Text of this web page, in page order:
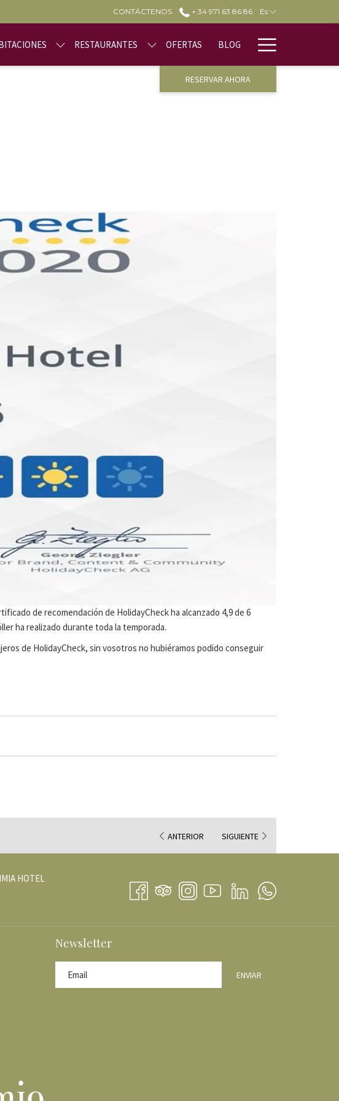
CONTÁCTENOS + 34 971 63 86 86 Es
RESTAURANTES OFERTAS BLOG
Menu
RESERVAR AHORA
de recomendación de HolidayCheck ha alcanzado 4,9 de 6
ha realizado durante toda la temporada.
de HolidayCheck, sin vosotros no hubiéramos podido conseguir
ANTERIOR SIGUIENTE
HOTEL
PESTAÑA
Newsletter
ENVIAR